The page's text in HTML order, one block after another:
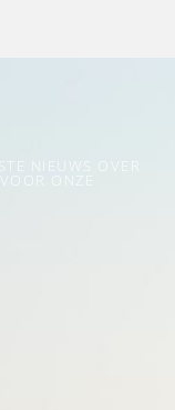
NIEUWS OVER
ONZE